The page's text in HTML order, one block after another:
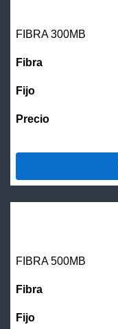
FIBRA 300MB
FIBRA500MB